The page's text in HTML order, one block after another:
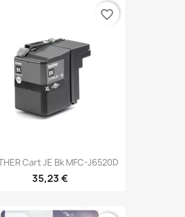
Cart JE Bk MFC-J6520D
35,23 €
favorite_border